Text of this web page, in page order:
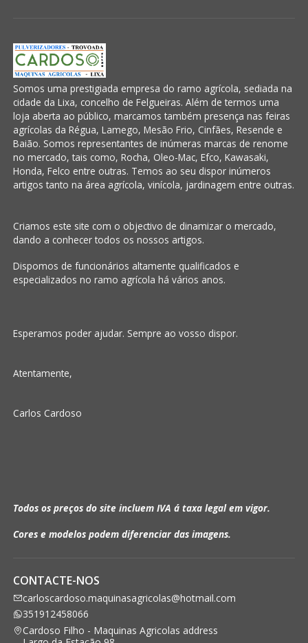
Somos uma prestigiada empresa do ramo agrícola, sediada na
cidade da Lixa, concelho de Felgueiras. Além de termos uma
loja aberta ao público, marcamos também presença nas feiras
agrícolas da Régua, Lamego, Mesão Frio, Cinfães, Resende e
Baião. Somos representantes de inúmeras marcas de renome
no mercado, tais como, Rocha, Oleo-Mac, Efco, Kawasaki,
Honda, Felco entre outras. Temos ao seu dispor inúmeros
artigos tanto na área agrícola, vinícola, jardinagem entre outras.
Criamos este site com o objectivo de dinamizar o mercado,
dando a conhecer todos os nossos artigos.
Dispomos de funcionários altamente qualificados e
especializados no ramo agrícola há vários anos.
Esperamos poder ajudar. Sempre ao vosso dispor.
Atentamente,
Carlos Cardoso
Todos os preços do site incluem IVA á taxa legal em vigor.
Cores e modelos podem diferenciar das imagens.
CONTACTE-NOS
carloscardoso.maquinasagricolas@hotmail.com
351912458066
Cardoso Filho - Maquinas Agricolas address